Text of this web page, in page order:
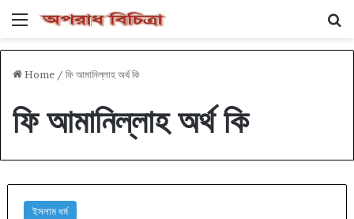
Menu
Home / ফি আমানিল্লাহ অর্থ কি
ফি আমানিল্লাহ অর্থ কি
ইসলাম ধর্ম